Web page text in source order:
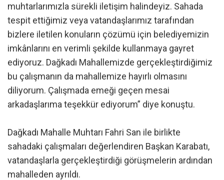
muhtarlarımızla sürekli iletişim halindeyiz. Sahada
tespit ettiğimiz veya vatandaşlarımız tarafından
bizlere iletilen konuların çözümü için belediyemizin
imkânlarını en verimli şekilde kullanmaya gayret
ediyoruz. Dağkadı Mahallemizde gerçekleştirdiğimiz
bu çalışmanın da mahallemize hayırlı olmasını
diliyorum. Çalışmada emeği geçen mesai
arkadaşlarıma teşekkür ediyorum” diye konuştu.
Dağkadı Mahalle Muhtarı Fahri San ile birlikte
sahadaki çalışmaları değerlendiren Başkan Karabatı,
vatandaşlarla gerçekleştirdiği görüşmelerin ardından
mahalleden ayrıldı.